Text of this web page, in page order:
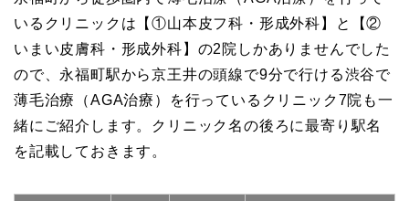
いるクリニックは【①山本皮フ科・形成外科】と【②
いまい皮膚科・形成外科】の2院しかありませんでした
ので、永福町駅から京王井の頭線で9分で行ける渋谷で
薄毛治療（AGA治療）を行っているクリニック7院も一
緒にご紹介します。クリニック名の後ろに最寄り駅名
を記載しておきます。